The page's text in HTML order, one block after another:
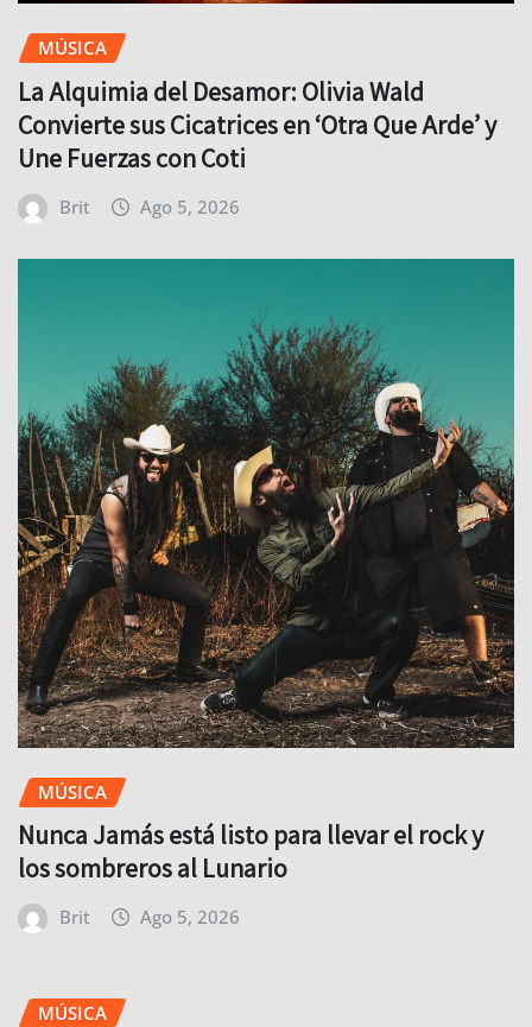
MÚSICA
La Alquimia del Desamor: Olivia Wald
Convierte sus Cicatrices en ‘Otra Que Arde’ y
Une Fuerzas con Coti
Brit Ago 5, 2026
MÚSICA
Nunca Jamás está listo para llevar el rock y
los sombreros al Lunario
Brit Ago 5, 2026
MÚSICA